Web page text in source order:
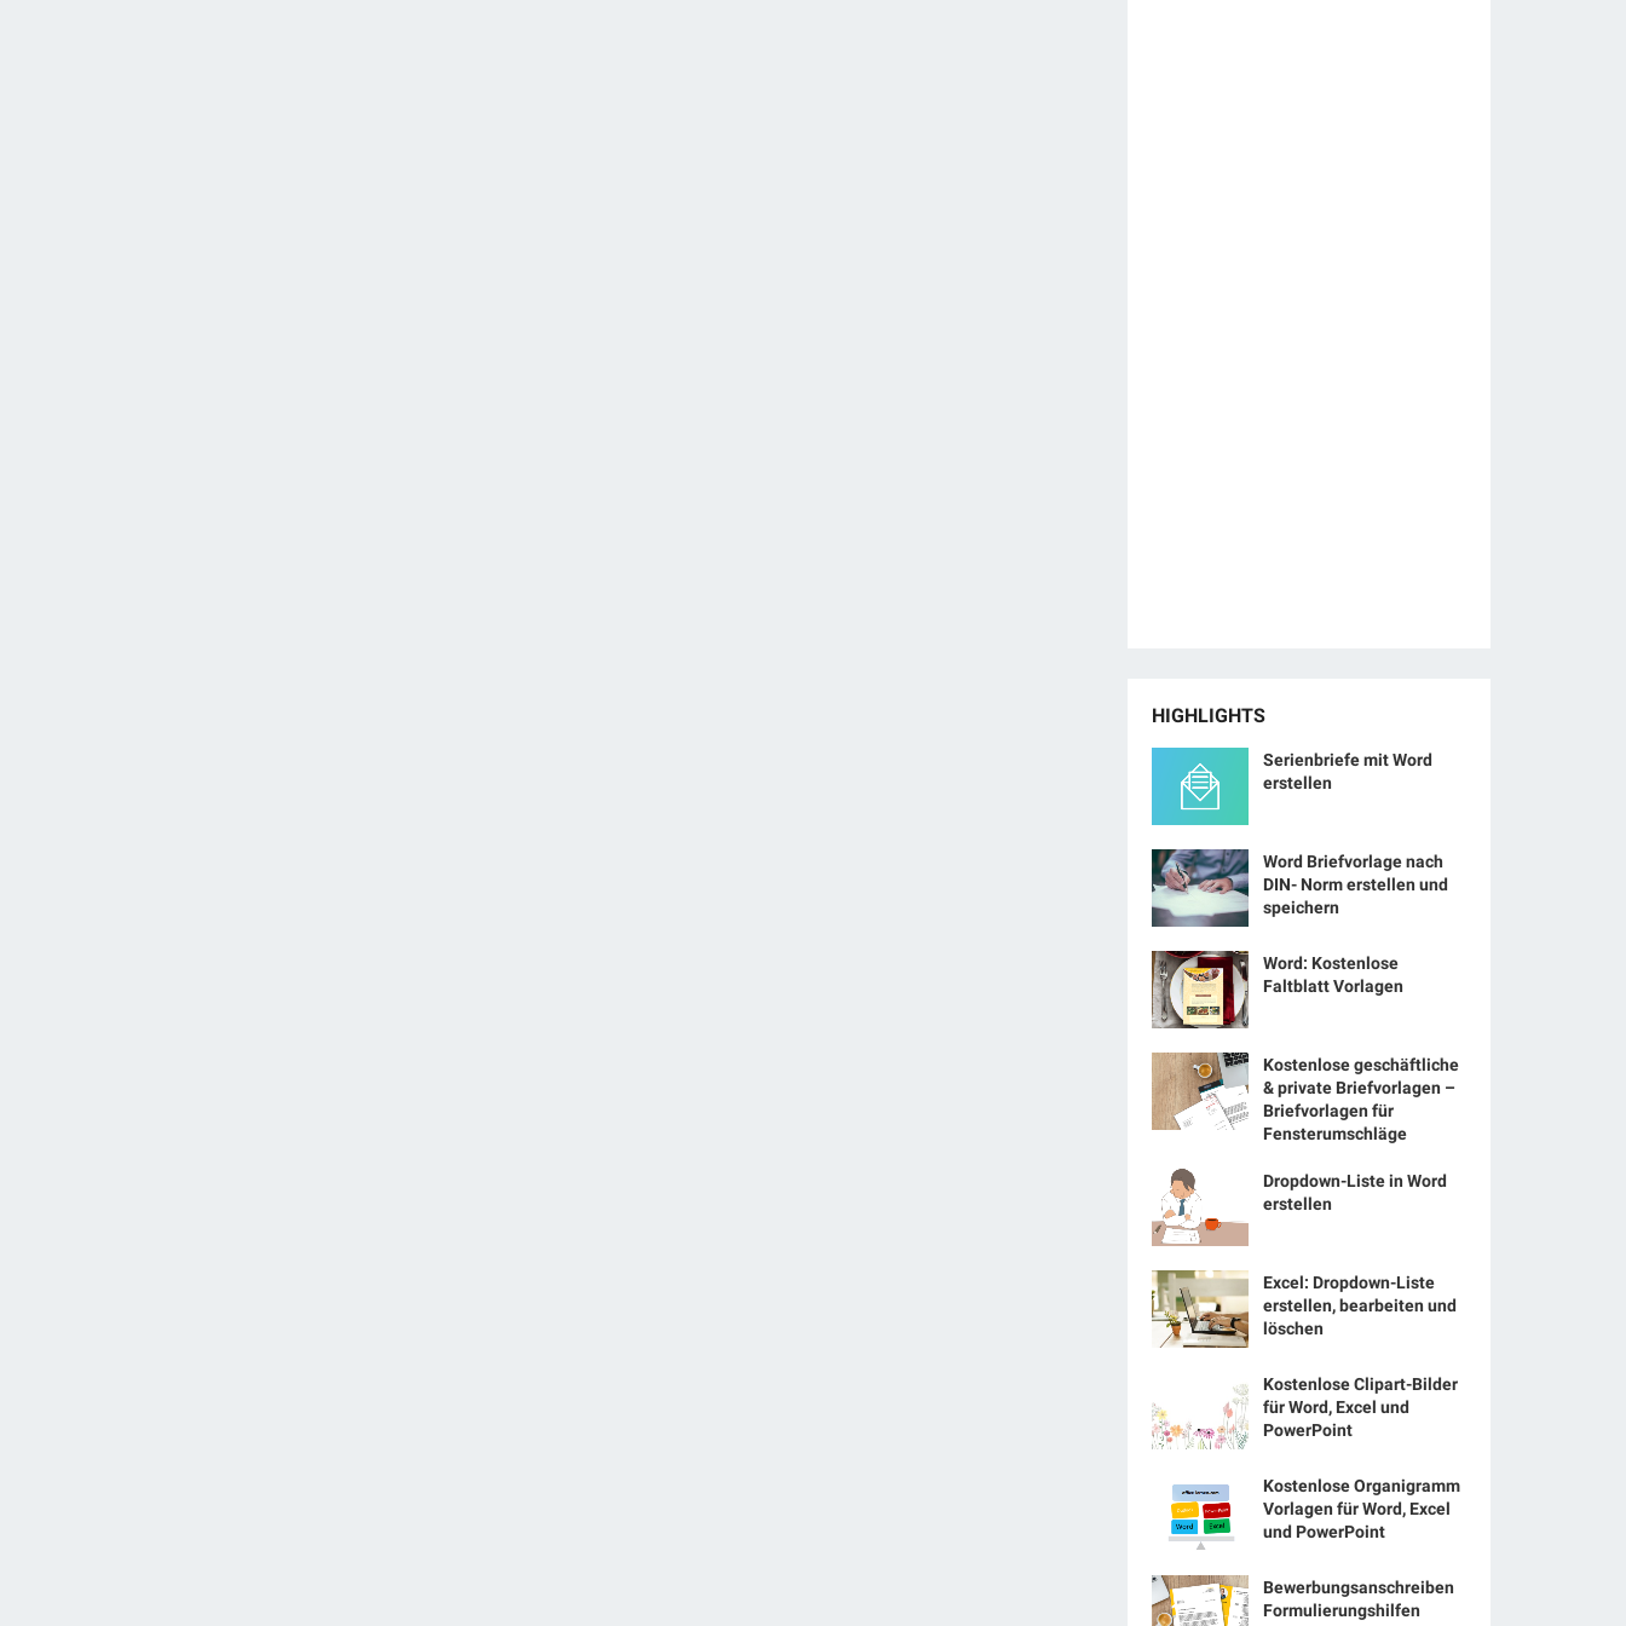
HIGHLIGHTS
Serienbriefe mit Word
erstellen
Word Briefvorlage nach
DIN- Norm erstellen und
speichern
Word: Kostenlose
Faltblatt Vorlagen
Kostenlose geschäftliche
& private Briefvorlagen –
Briefvorlagen für
Fensterumschläge
Dropdown-Liste in Word
erstellen
Excel: Dropdown-Liste
erstellen, bearbeiten und
löschen
Kostenlose Clipart-Bilder
für Word, Excel und
PowerPoint
Kostenlose Organigramm
Vorlagen für Word, Excel
und PowerPoint
Bewerbungsanschreiben
Formulierungshilfen